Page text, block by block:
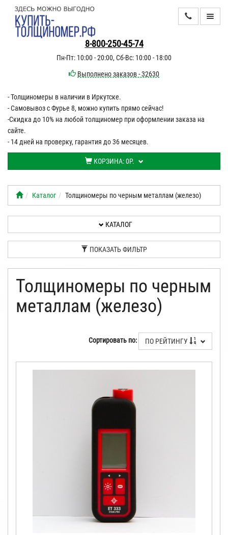
8-800-250-45-74
Пн-Пт: 10:00 - 20:00, Сб-Вс: 10:00 - 18:00
Выполнено заказов - 32630
- Толщиномеры в наличии в Иркутске.
- Самовывоз с Фурье 8, можно купить прямо сейчас!
-Скидка до 10% на любой толщиномер при оформлении заказа на
сайте.
- 14 дней на проверку, гарантия до 36 месяцев.
КОРЗИНА:0Р.
КАТАЛОГ
ДОСТАВКА
ОПЛАТА
КОНТАКТЫ
Каталог Толщиномеры по черным металлам (железо)
КАТАЛОГ
ПОКАЗАТЬ ФИЛЬТР
Толщиномеры по черным
металлам (железо)
Сортировать по: ПО РЕЙТИНГУ